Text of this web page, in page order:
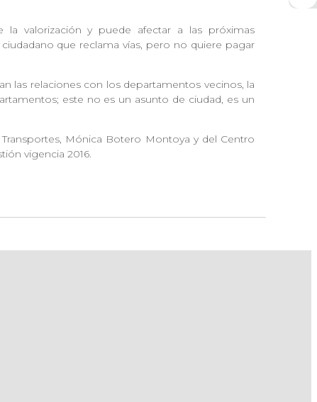
valorización y puede afectar a las próximas
que reclama vías, pero no quiere pagar
las relaciones con los departamentos vecinos, la
este no es un asunto de ciudad, es un
Mónica Botero Montoya y del Centro
vigencia 2016.